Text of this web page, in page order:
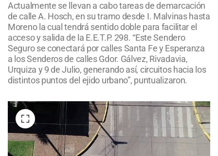
Actualmente se llevan a cabo tareas de demarcación
de calle A. Hosch, en su tramo desde I. Malvinas hasta
Moreno la cual tendrá sentido doble para facilitar el
acceso y salida de la E.E.T.P. 298. “Este Sendero
Seguro se conectará por calles Santa Fe y Esperanza
a los Senderos de calles Gdor. Gálvez, Rivadavia,
Urquiza y 9 de Julio, generando así, circuitos hacia los
distintos puntos del ejido urbano”, puntualizaron.